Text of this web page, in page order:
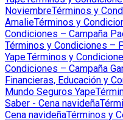
NoviembreTérminos y
AmalieTérminos y
Condiciones – Campaña
Términos y Condiciones –
YapeTérminos y
Condiciones – Campaña
Financieras, Educación y
Mundo Seguros Yape
Saber - Cena navideña
Cena navideñaTérminos y